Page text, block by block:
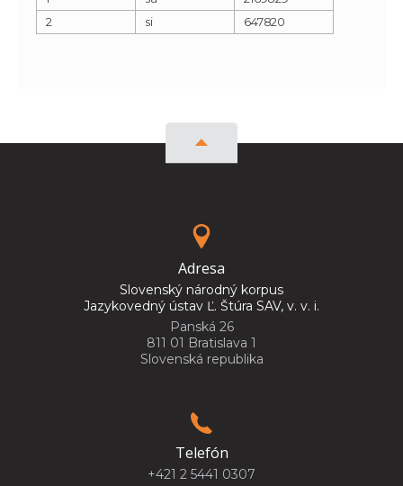
2
si 647820
Adresa
Slovenský národný korpus
Jazykovedný ústav Ľ. Štúra SAV, v. v. i.
Panská 26
811 01 Bratislava 1
Slovenská republika
Telefón
+421 2 5441 0307